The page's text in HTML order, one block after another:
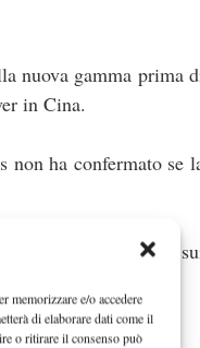
memorizzare e/o accedere
di elaborare dati come il
o ritirare il consenso può
nuova gamma prima
in Cina.
non ha confermato se
di profitto maggiori